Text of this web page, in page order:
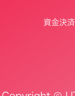
資金決